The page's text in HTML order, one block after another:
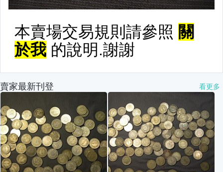
賣家最新刊登 看更多